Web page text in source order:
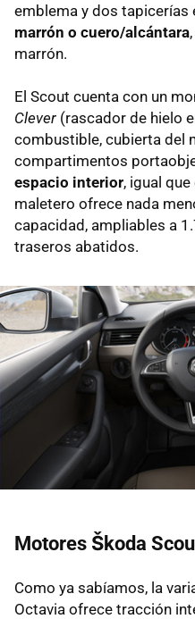
emblema y dos tapicerías
marrón o cuero/alcántara
marrón.
El Scout cuenta con un
Clever (rascador de hielo
combustible, cubierta del
compartimentos
espacio interior, igual
maletero ofrece nada
capacidad, ampliables a
traseros abatidos.
Motores Škoda
Como ya sabíamos, la
Octavia ofrece tracción